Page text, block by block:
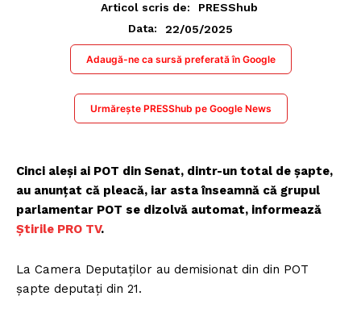
Articol scris de:
PRESShub
Data:
22/05/2025
Adaugă-ne ca sursă preferată în Google
Urmărește PRESShub pe Google News
Cinci aleși ai POT din Senat, dintr-un total de șapte,
au anunțat că pleacă, iar asta înseamnă că grupul
parlamentar POT se dizolvă automat, informează
Știrile PRO TV.
La Camera Deputaților au demisionat din din POT
șapte deputați din 21.